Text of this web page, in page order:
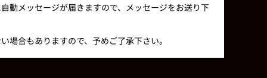
動メッセージが届きますので、メッセージをお送り下
合もありますので、予めご了承下さい。